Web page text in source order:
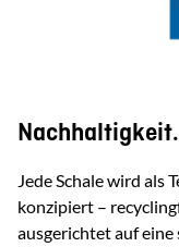
Jede Schale wird als
konzipiert –
ausgerichtet auf